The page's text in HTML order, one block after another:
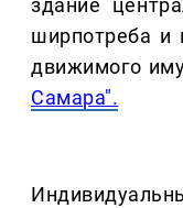
здание
ширпотреба и
движимого
Самара".